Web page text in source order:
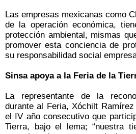
Las empresas mexicanas como
de la operación económica,
protección ambiental, mismas
promover esta conciencia de
su responsabilidad social
Sinsa apoya a la Feria de la
La representante de la
durante al Feria, Xóchilt
el IV año consecutivo que
Tierra, bajo el lema; “nuestra